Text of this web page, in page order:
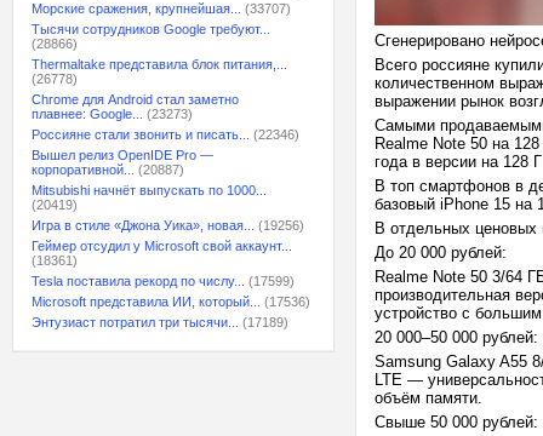
Морские сражения, крупнейшая...
(33707)
Тысячи сотрудников Google требуют...
(28866)
Thermaltake представила блок питания,...
(26778)
Chrome для Android стал заметно
плавнее: Google...
(23273)
Россияне стали звонить и писать...
(22346)
Вышел релиз OpenIDE Pro —
корпоративной...
(20887)
Mitsubishi начнёт выпускать по 1000...
(20419)
Игра в стиле «Джона Уика», новая...
(19256)
Геймер отсудил у Microsoft свой аккаунт...
(18361)
Tesla поставила рекорд по числу...
(17599)
Microsoft представила ИИ, который...
(17536)
Энтузиаст потратил три тысячи...
(17189)
Сгенерировано
Всего россияне
количественном
выражении рынок
Самыми
Realme Note 50 на
года в версии на 128
В топ смартфонов в
базовый iPhone 15 на
В отдельных ценовых
До 20 000 рублей:
Realme Note 50 3/64
производительная
устройство с
20 000–50 000 рублей:
Samsung Galaxy A55
LTE —
объём памяти.
Свыше 50 000 рублей: